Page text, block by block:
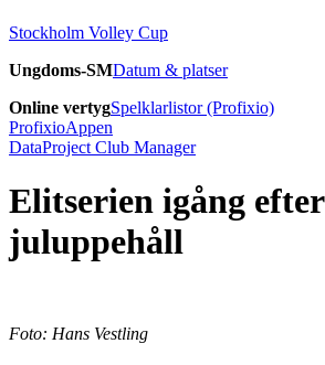
Stockholm Volley Cup
Ungdoms-SMDatum & platser
Online vertygSpelklarlistor (Profixio)
ProfixioAppen
DataProject Club Manager
Elitserien igång efter
juluppehåll
Foto: Hans Vestling